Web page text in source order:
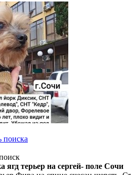
ягд терьер на сергей- поле Сочи